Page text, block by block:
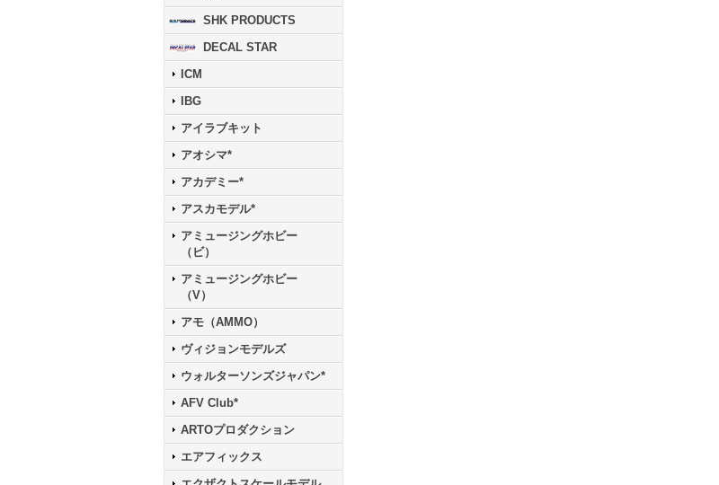
SHK PRODUCTS
DECAL STAR
ICM
IBG
アイラブキット
アオシマ*
アカデミー*
アスカモデル*
アミュージングホビー
（ビ）
アミュージングホビー
（V）
アモ（AMMO）
ヴィジョンモデルズ
ウォルターソンズジャパン*
AFV Club*
ARTOプロダクション
エアフィックス